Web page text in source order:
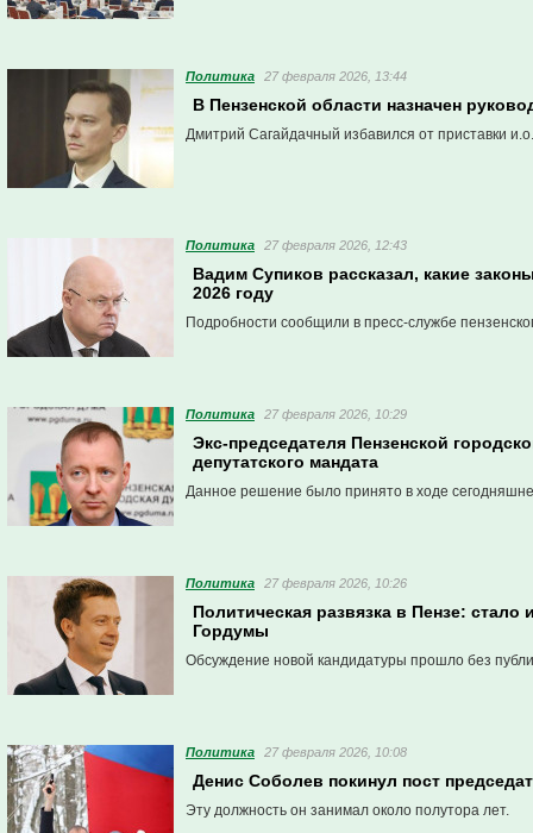
Политика 27 февраля 2026, 13:44
В Пензенской области назначен
Дмитрий Сагайдачный избавился от приставки и.о.
Политика 27 февраля 2026, 12:43
Вадим Супиков рассказал, какие
2026 году
Подробности сообщили в пресс-службе
Политика 27 февраля 2026, 10:29
Экс-председателя Пензенской
депутатского мандата
Данное решение было принято в ходе
Политика 27 февраля 2026, 10:26
Политическая развязка в Пензе:
Гордумы
Обсуждение новой кандидатуры прошло без
Политика 27 февраля 2026, 10:08
Денис Соболев покинул пост
Эту должность он занимал около полутора лет.